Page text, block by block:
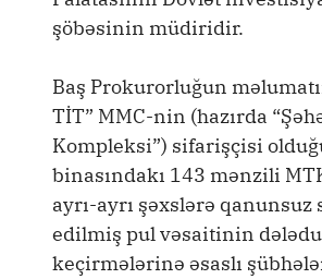
şöbəsinin müdiridir.
Baş Prokurorluğun
TİT” MMC-nin (hazırda
Kompleksi”) sifarişçisi
binasındakı 143 mənzili
ayrı-ayrı şəxslərə qanunsuz
edilmiş pul vəsaitinin
keçirmələrinə əsaslı